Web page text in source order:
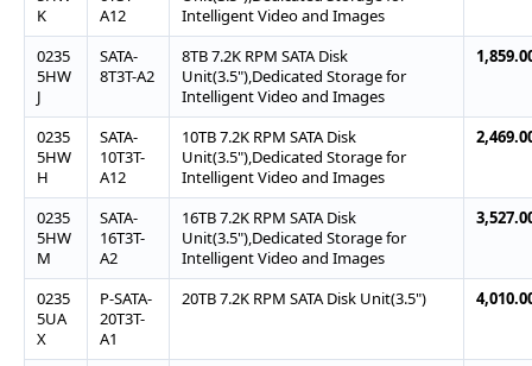
K
A12
Intelligent Video and Images
0235
5HW
J
SATA-
8T3T-A2
8TB 7.2K RPM SATA Disk
Unit(3.5"),Dedicated Storage for
Intelligent Video and Images
0235
5HW
H
SATA-
10T3T-
A12
10TB 7.2K RPM SATA Disk
Unit(3.5"),Dedicated Storage for
Intelligent Video and Images
0235
5HW
M
SATA-
16T3T-
A2
16TB 7.2K RPM SATA Disk
Unit(3.5"),Dedicated Storage for
Intelligent Video and Images
0235
5UA
X
P-SATA-
20T3T-
A1
20TB 7.2K RPM SATA Disk Unit(3.5")